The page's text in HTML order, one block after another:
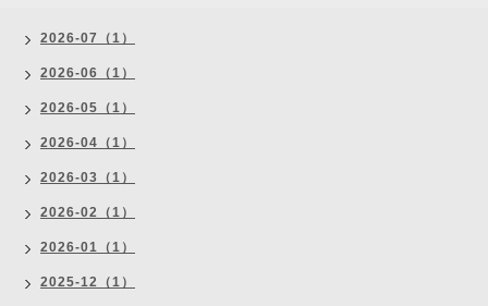
2026-07（1）
2026-06（1）
2026-05（1）
2026-04（1）
2026-03（1）
2026-02（1）
2026-01（1）
2025-12（1）